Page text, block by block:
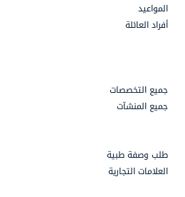
المواعيد
أفراد العائلة
جميع التخصصات
جميع المنشآت
طلب وصفة طبية
العلامات التجارية